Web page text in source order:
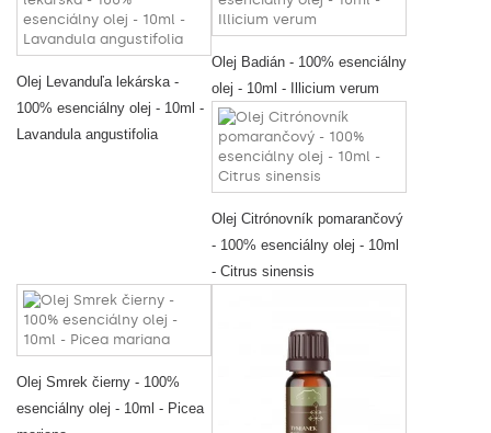
Olej Levanduľa lekárska -
100% esenciálny olej - 10ml -
Lavandula angustifolia
Olej Badián - 100% esenciálny
olej - 10ml - Illicium verum
Olej Citrónovník pomarančový
- 100% esenciálny olej - 10ml
- Citrus sinensis
Olej Smrek čierny - 100%
esenciálny olej - 10ml - Picea